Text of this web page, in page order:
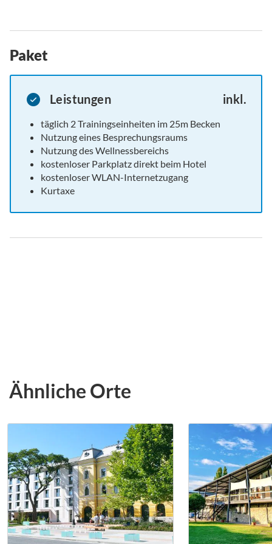
Paket
Leistungen inkl.
täglich 2 Trainingseinheiten im 25m Becken
Nutzung eines Besprechungsraums
Nutzung des Wellnessbereichs
kostenloser Parkplatz direkt beim Hotel
kostenloser WLAN-Internetzugang
Kurtaxe
Ähnliche Orte